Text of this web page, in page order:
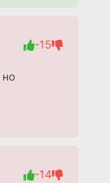
-15
-14